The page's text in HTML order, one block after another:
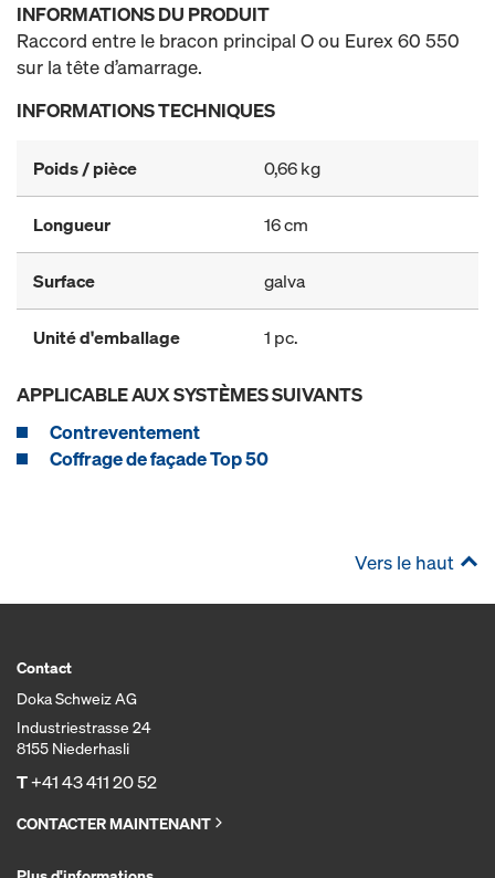
INFORMATIONS DU PRODUIT
Raccord entre le bracon principal O ou Eurex 60 550
sur la tête d’amarrage.
INFORMATIONS TECHNIQUES
Poids / pièce 0,66 kg
Longueur 16 cm
Surface galva
Unité d'emballage 1 pc.
APPLICABLE AUX SYSTÈMES SUIVANTS
Contreventement
Coffrage de façade Top 50
Vers le haut
Contact
Doka Schweiz AG
Industriestrasse 24
8155 Niederhasli
T+41 43 411 20 52
CONTACTER MAINTENANT